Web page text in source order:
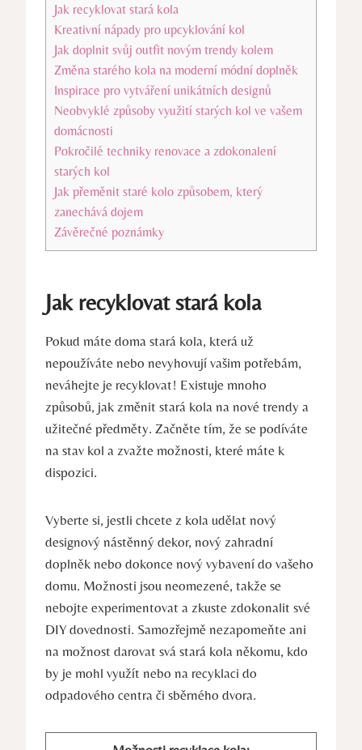
Jak recyklovat stará kola
Kreativní nápady pro upcyklování kol
Jak doplnit svůj outfit novým trendy kolem
Změna starého kola na moderní módní doplněk
Inspirace pro vytváření unikátních designů
Neobvyklé způsoby využití starých kol ve vašem
domácnosti
Pokročilé techniky renovace a zdokonalení
starých kol
Jak přeměnit staré kolo způsobem, který
zanechává dojem
Závěrečné poznámky
Jak recyklovat stará kola
Pokud máte doma stará kola, která už
nepoužíváte nebo nevyhovují vašim potřebám,
neváhejte je recyklovat! Existuje mnoho
způsobů, jak změnit stará kola na nové trendy a
užitečné předměty. Začněte tím, že se podíváte
na stav kol a zvažte možnosti, které máte k
dispozici.
Vyberte si, jestli chcete z kola udělat nový
designový nástěnný dekor, nový zahradní
doplněk nebo dokonce nový vybavení do vašeho
domu. Možnosti jsou neomezené, takže se
nebojte experimentovat a zkuste zdokonalit své
DIY dovednosti. Samozřejmě nezapomeňte ani
na možnost darovat svá stará kola někomu, kdo
by je mohl využít nebo na recyklaci do
odpadového centra či sběrného dvora.